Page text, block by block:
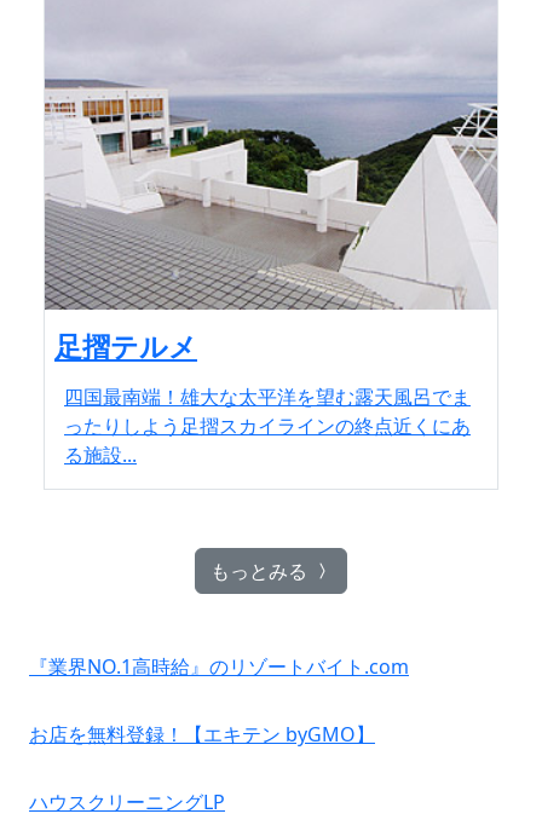
足摺テルメ
四国最南端！雄大な太平洋を望む露天風呂でま
ったりしよう足摺スカイラインの終点近くにあ
る施設...
もっとみる
『業界NO.1高時給』のリゾートバイト.com
お店を無料登録！【エキテン byGMO】
ハウスクリーニングLP